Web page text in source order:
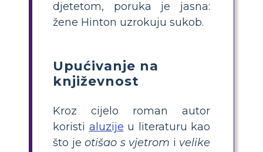
djetetom, poruka je jasna:
žene Hinton uzrokuju sukob.
Upućivanje na
književnost
Kroz cijelo roman autor
koristi aluzije u literaturu kao
što je otišao s vjetrom i velike